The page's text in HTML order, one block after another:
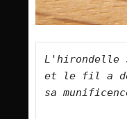
et le fil a
sa